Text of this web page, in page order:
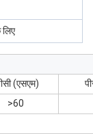
(एसएम)
>60